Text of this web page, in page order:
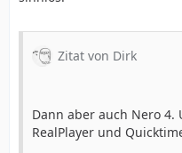
Zitat von Dirk
Dann aber auch Nero 4.
RealPlayer und